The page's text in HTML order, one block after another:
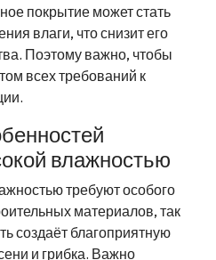
покрытие может стать
влаги, что снизит его
Поэтому важно, чтобы
всех требований к
влажностью
требуют особого
материалов, так
создаёт благоприятную
и грибка. Важно